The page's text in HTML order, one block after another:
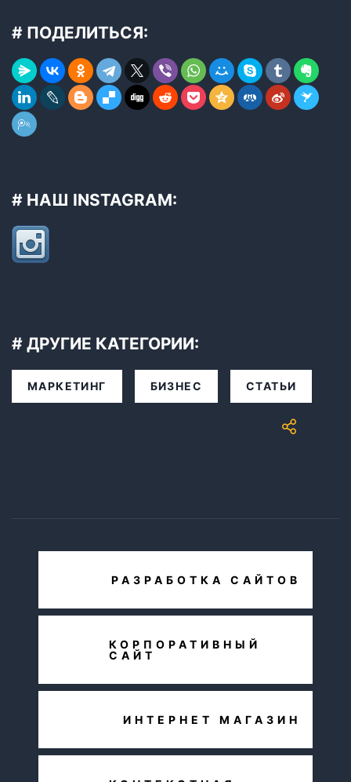
# ПОДЕЛИТЬСЯ:
# НАШ INSTAGRAM:
# ДРУГИЕ КАТЕГОРИИ:
МАРКЕТИНГ БИЗНЕС СТАТЬИ
РАЗРАБОТКА САЙТОВ
КОРПОРАТИВНЫЙ
САЙТ
ИНТЕРНЕТ МАГАЗИН